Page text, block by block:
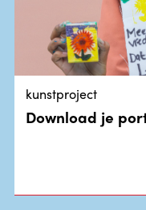
kunstproject
Download je